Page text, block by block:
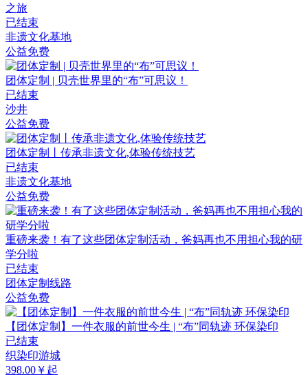
之旅
已结束
非遗文化基地
公益免费
团体定制 | 贝壳世界里的“布”可思议！
已结束
沙井
公益免费
团体定制丨传承非遗文化,体验传统技艺
已结束
非遗文化基地
公益免费
重磅来袭！有了这些团体定制活动，爸妈再也不用担心我的研
学分啦
已结束
团体定制线路
公益免费
【团体定制】一件衣服的前世今生 | “布”同轨迹 环保染印
已结束
织染印游城
398.00￥起